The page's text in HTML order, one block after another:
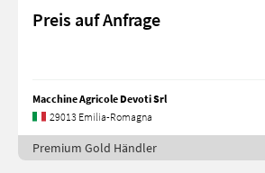
Preis auf Anfrage
Macchine Agricole Devoti Srl
29013 Emilia-Romagna
Premium Gold Händler